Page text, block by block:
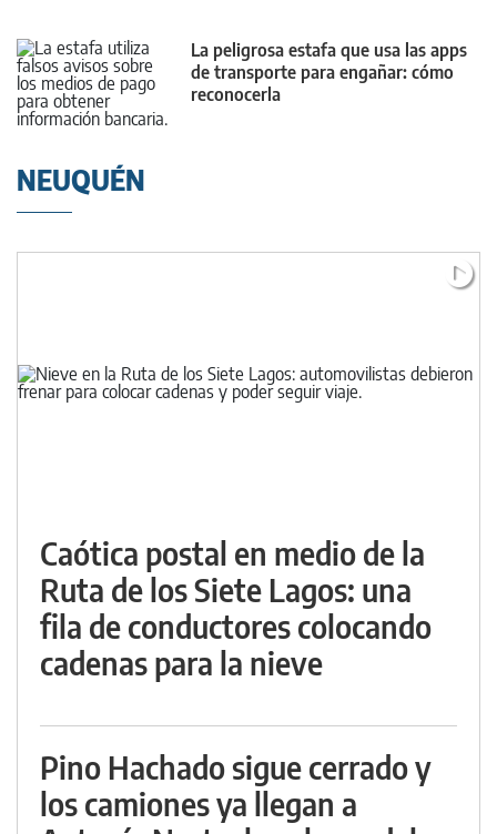
La peligrosa estafa que usa las apps
de transporte para engañar: cómo
reconocerla
NEUQUÉN
Caótica postal en medio de la
Ruta de los Siete Lagos: una
fila de conductores colocando
cadenas para la nieve
Pino Hachado sigue cerrado y
los camiones ya llegan a